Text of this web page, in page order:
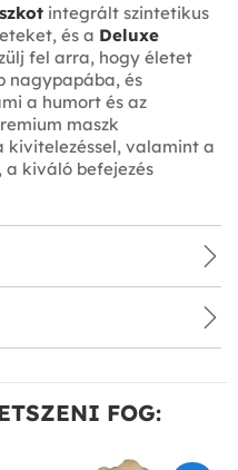
integrált szintetikus
és a Deluxe
fel arra, hogy életet
nagypapába, és
a humort és az
maszk
kivitelezéssel, valamint a
a kiváló befejezés
FOG: